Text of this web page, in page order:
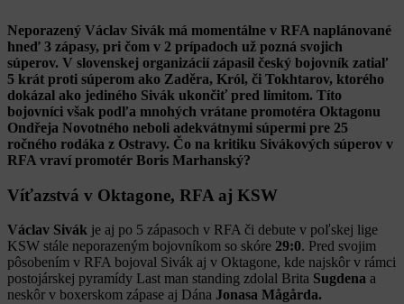
Neporazený Václav Sivák má momentálne v RFA naplánované
hneď 3 zápasy, pri čom v 2 prípadoch už pozná svojich
súperov. V slovenskej organizácií zápasil český bojovník zatiaľ
5 krát proti súperom ako Zaděra, Król, či Tokhtarov, ktorého
dokázal ako jediného Sivák ukončiť pred limitom. Títo
bojovníci však podľa mnohých vrátane promotéra Oktagonu
Ondřeja Novotného neboli adekvátnymi súpermi pre 25
ročného rodáka z Ostravy. Čo na kritiku Sivákových súperov v
RFA vraví promotér Boris Marhanský?
Víťazstvá v Oktagone, RFA aj KSW
Václav Sivák je aj po 5 zápasoch v RFA či debute v poľskej lige
KSW stále neporazeným bojovníkom so skóre 29:0. Pred svojim
pôsobením v RFA bojoval Sivák aj v Oktagone, kde najskôr v rámci
postojárskej pyramídy Last man standing zdolal Brita Sugdena a
neskôr v boxerskom zápase aj Dána Jonasa Mågårda.